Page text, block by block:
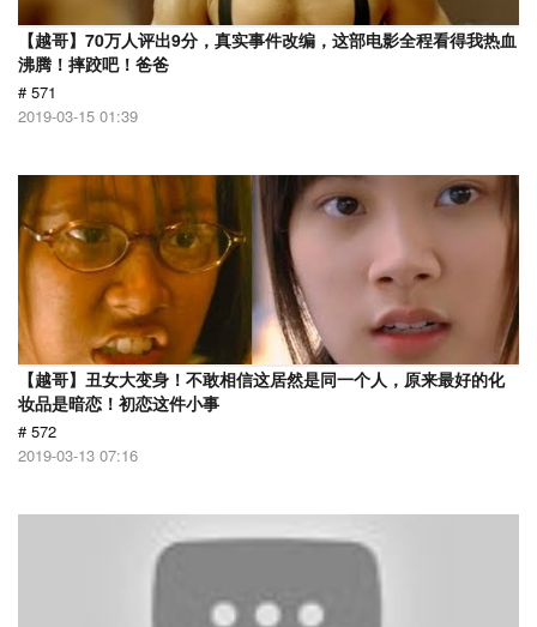
【越哥】70万人评出9分，真实事件改编，这部电影全程看得我热血
沸腾！摔跤吧！爸爸
# 571
2019-03-15 01:39
【越哥】丑女大变身！不敢相信这居然是同一个人，原来最好的化
妆品是暗恋！初恋这件小事
# 572
2019-03-13 07:16